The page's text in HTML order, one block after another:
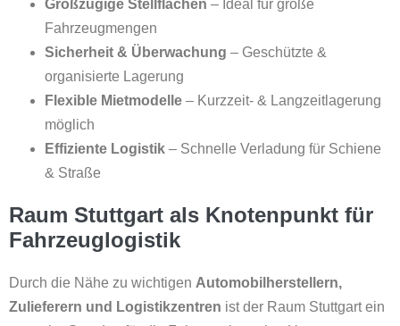
Großzügige Stellflächen – Ideal für große
Fahrzeugmengen
Sicherheit & Überwachung – Geschützte &
organisierte Lagerung
Flexible Mietmodelle – Kurzzeit- & Langzeitlagerung
möglich
Effiziente Logistik – Schnelle Verladung für Schiene
& Straße
Raum Stuttgart als Knotenpunkt für
Fahrzeuglogistik
Durch die Nähe zu wichtigen Automobilherstellern,
Zulieferern und Logistikzentren ist der Raum Stuttgart ein